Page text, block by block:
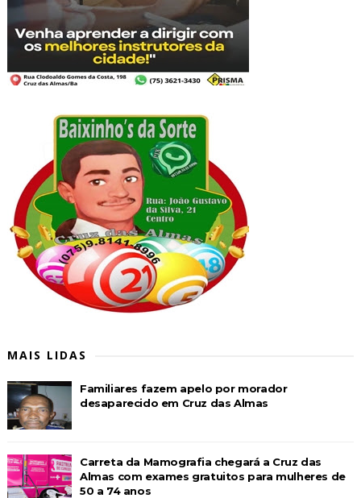
MAIS LIDAS
Familiares fazem apelo por morador
desaparecido em Cruz das Almas
Carreta da Mamografia chegará a Cruz das
Almas com exames gratuitos para mulheres de
50 a 74 anos